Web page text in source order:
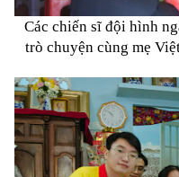
Các chiến sĩ đội hình
trò chuyện cùng mẹ